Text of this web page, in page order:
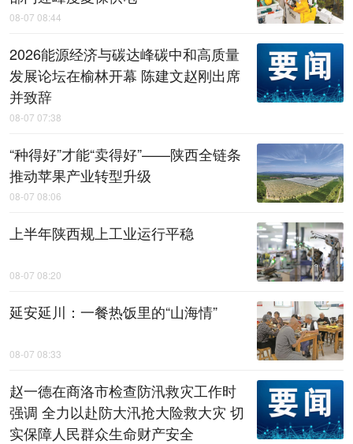
08-07 08:44
2026能源经济与碳达峰碳中和高质量
发展论坛在榆林开幕 陈建文赵刚出席
并致辞
08-07 07:38
“种得好”才能“卖得好”——陕西全链条
推动苹果产业转型升级
08-07 08:06
上半年陕西规上工业运行平稳
08-07 08:20
延安延川：一餐热饭里的“山海情”
08-07 08:33
赵一德在商洛市检查防汛救灾工作时
强调 全力以赴防大汛抢大险救大灾 切
实保障人民群众生命财产安全